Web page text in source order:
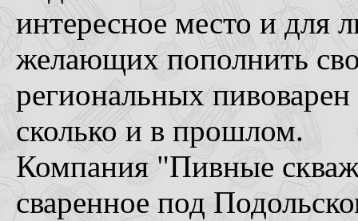
интересное место и для
желающих пополнить
региональных
сколько и в прошлом.
Компания "Пивные
сваренное под